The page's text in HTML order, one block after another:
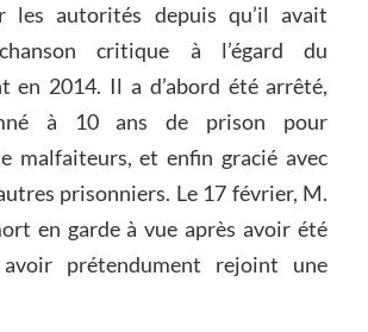
les autorités depuis qu’il avait
critique à l’égard du
en 2014. Il a d’abord été arrêté,
à 10 ans de prison pour
malfaiteurs, et enfin gracié avec
prisonniers. Le 17 février, M.
en garde à vue après avoir été
prétendument rejoint une